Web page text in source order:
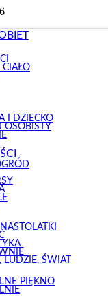
CIAŁO
I DZIECKO
OSOBISTY
ŚWIAT
PIĘKNO